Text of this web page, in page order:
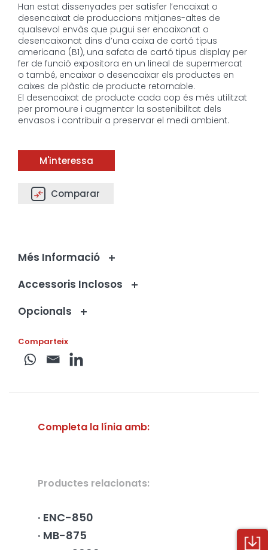
Han estat dissenyades per satisfer l’encaixat o
desencaixat de produccions mitjanes-altes de
qualsevol envàs que pugui ser encaixonat o
desencaixonat dins d’una caixa de cartó tipus
americana (B1), una safata de cartó tipus display per
fer de funció expositora en un lineal de supermercat
o també, encaixar o desencaixar els productes en
caixes de plàstic de producte retornable.
El desencaixat de producte cada cop és més utilitzat
per promoure i augmentar la sostenibilitat dels
envasos i contribuir a preservar el medi ambient.
M'interessa
Comparar
Més Informació
Accessoris Inclosos
Opcionals
Comparteix
Completa la línia amb:
Productes relacionats:
ENC-850
MB-875